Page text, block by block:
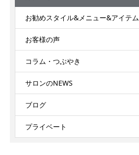
お勧めスタイル&メニュー&アイテム
お客様の声
コラム・つぶやき
サロンのNEWS
ブログ
プライベート